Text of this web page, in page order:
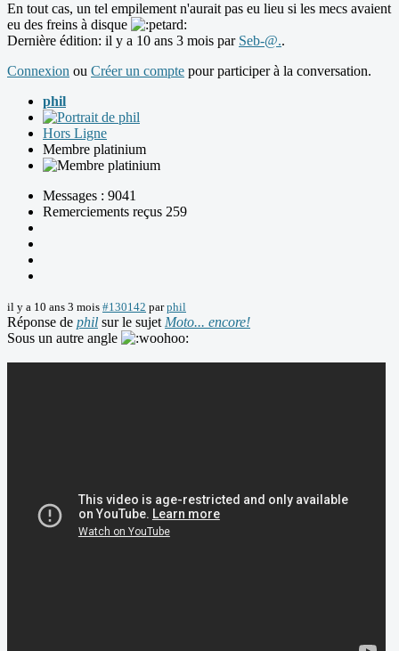
En tout cas, un tel empilement n'aurait pas eu lieu si les mecs avaient
eu des freins à disque
Dernière édition: il y a 10 ans 3 mois par Seb-@..
Connexion ou Créer un compte pour participer à la conversation.
phil
Hors Ligne
Membre platinium
Messages : 9041
Remerciements reçus 259
il y a 10 ans 3 mois #130142 parphil
Réponse de phil sur le sujet Moto... encore!
Sous un autre angle